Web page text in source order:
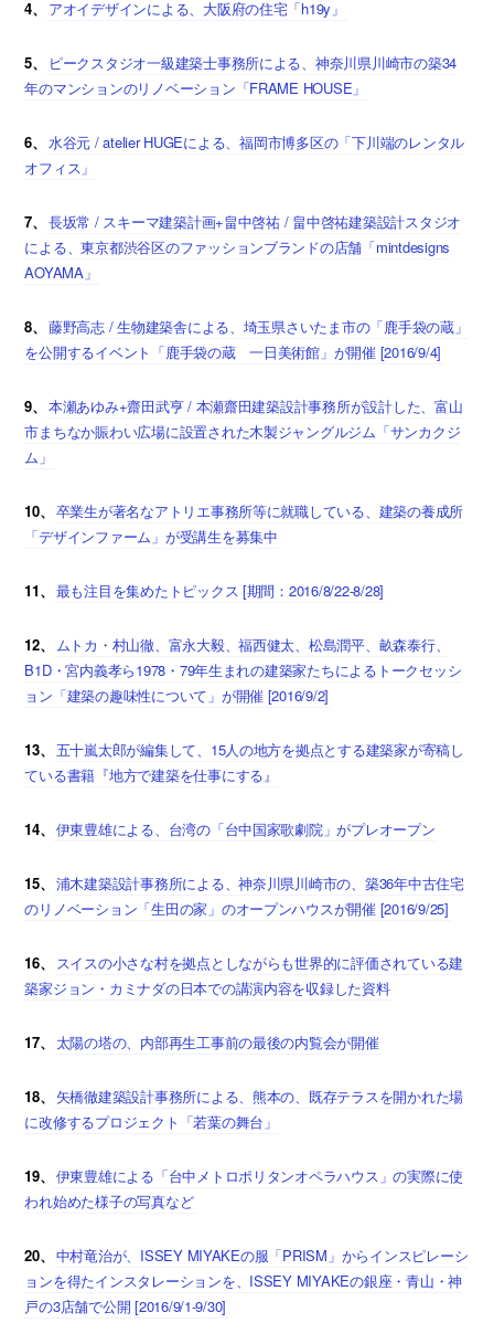
4、 アオイデザインによる、大阪府の住宅「h19y」
5、
ピークスタジオ一級建築士事務所による、神奈川県川崎市の築34
年のマンションのリノベーション「FRAME HOUSE」
6、 水谷元 / atelier HUGEによる、福岡市博多区の「下川端のレンタル
オフィス」
7、 長坂常 / スキーマ建築計画+畠中啓祐 / 畠中啓祐建築設計スタジオ
による、東京都渋谷区のファッションブランドの店舗「mintdesigns
AOYAMA」
8、 藤野高志 / 生物建築舎による、埼玉県さいたま市の「鹿手袋の蔵」
を公開するイベント「鹿手袋の蔵 一日美術館」が開催 [2016/9/4]
9、 本瀬あゆみ+齋田武亨 / 本瀬齋田建築設計事務所が設計した、富山
市まちなか賑わい広場に設置された木製ジャングルジム「サンカクジ
ム」
10、 卒業生が著名なアトリエ事務所等に就職している、建築の養成所
「デザインファーム」が受講生を募集中
11、 最も注目を集めたトピックス [期間：2016/8/22-8/28]
12、
ムトカ・村山徹、富永大毅、福西健太、松島潤平、畝森泰行、
B1D・宮内義孝ら1978・79年生まれの建築家たちによるトークセッシ
ョン「建築の趣味性について」が開催 [2016/9/2]
13、 五十嵐太郎が編集して、15人の地方を拠点とする建築家が寄稿し
ている書籍『地方で建築を仕事にする』
14、 伊東豊雄による、台湾の「台中国家歌劇院」がプレオープン
15、 浦木建築設計事務所による、神奈川県川崎市の、築36年中古住宅
のリノベーション「生田の家」のオープンハウスが開催 [2016/9/25]
16、
スイスの小さな村を拠点としながらも世界的に評価されている建
築家ジョン・カミナダの日本での講演内容を収録した資料
17、 太陽の塔の、内部再生工事前の最後の内覧会が開催
18、
矢橋徹建築設計事務所による、熊本の、既存テラスを開かれた場
に改修するプロジェクト「若葉の舞台」
19、 伊東豊雄による「台中メトロポリタンオペラハウス」の実際に使
われ始めた様子の写真など
20、 中村竜治が、ISSEY MIYAKEの服「PRISM」からインスピレーシ
ョンを得たインスタレーションを、ISSEY MIYAKEの銀座・青山・神
戸の3店舗で公開 [2016/9/1-9/30]